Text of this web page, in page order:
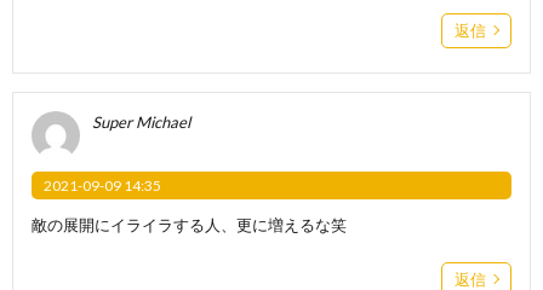
返信
Super Michael
2021-09-09 14:35
敵の展開にイライラする人、更に増えるな笑
返信